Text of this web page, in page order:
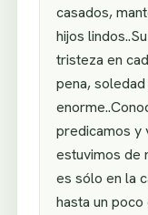
casados,
hijos
tristeza en
pena,
predicamos y
estuvimos de
es sólo en la
hasta un